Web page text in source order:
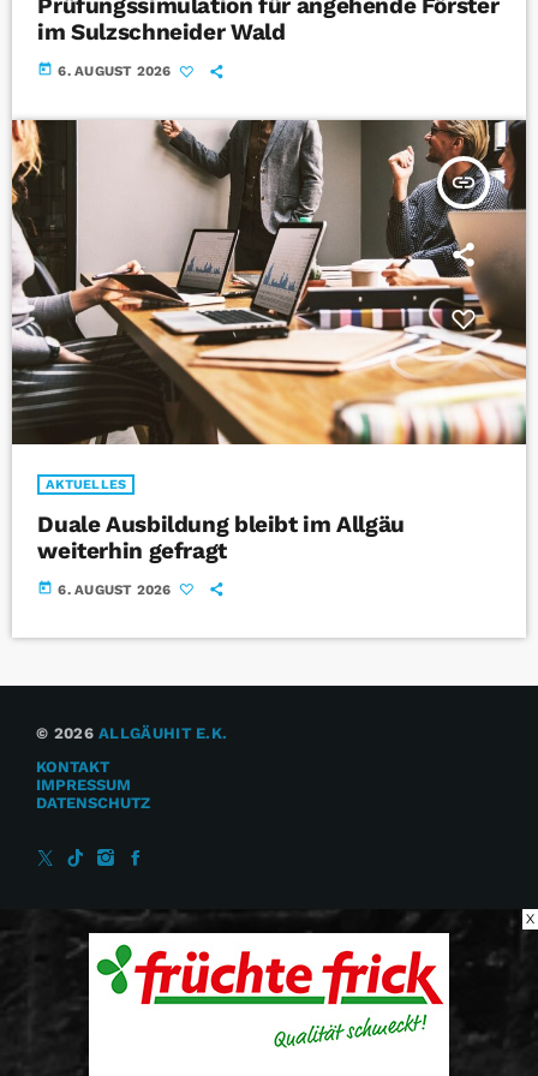
Prüfungssimulation für angehende Förster
im Sulzschneider Wald
today 6. AUGUST 2026
insert_link
AKTUELLES
Duale Ausbildung bleibt im Allgäu
weiterhin gefragt
today 6. AUGUST 2026
© 2026ALLGÄUHIT E.K.
KONTAKT
IMPRESSUM
DATENSCHUTZ
X